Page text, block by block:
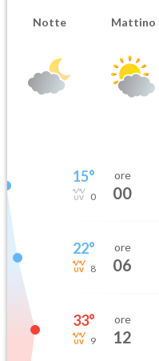
Notte Mattino
15°
0
ore
00
22°
8
ore
06
33°
9
ore
12